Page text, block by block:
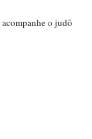
o judô